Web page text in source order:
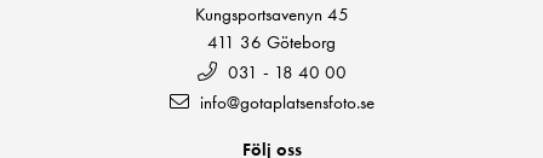
Kungsportsavenyn 45
411 36 Göteborg
031 - 18 40 00
info@gotaplatsensfoto.se
Följ oss